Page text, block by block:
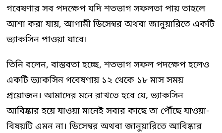
গবেষণার সব পদক্ষেপ যদি শতভাগ সফলতা পায় তাহলে
আশা করা যায়, আগামী ডিসেম্বর অথবা জানুয়ারিতে একটি
ভ্যাকসিন পাওয়া যাবে।
তিনি বলেন, বাস্তবতা হচ্ছে, শতভাগ সফল পদক্ষেপ হলেও
একটি ভ্যাকসিন গবেষণায় ১২ থেকে ১৮ মাস সময়
প্রয়োজন। আমাদের মনে রাখতে হবে যে, ভ্যাকসিন
আবিষ্কার হয়ে যাওয়া মানেই সবার কাছে তা পৌঁছে যাওয়া-
বিষয়টি এমন না। ডিসেম্বর অথবা জানুয়ারিতে আবিষ্কার